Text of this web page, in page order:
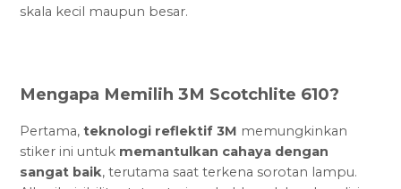
skala kecil maupun besar.
Mengapa Memilih 3M Scotchlite 610?
Pertama,teknologi reflektif 3M memungkinkan
stiker ini untuk memantulkan cahaya dengan
sangat baik, terutama saat terkena sorotan lampu.